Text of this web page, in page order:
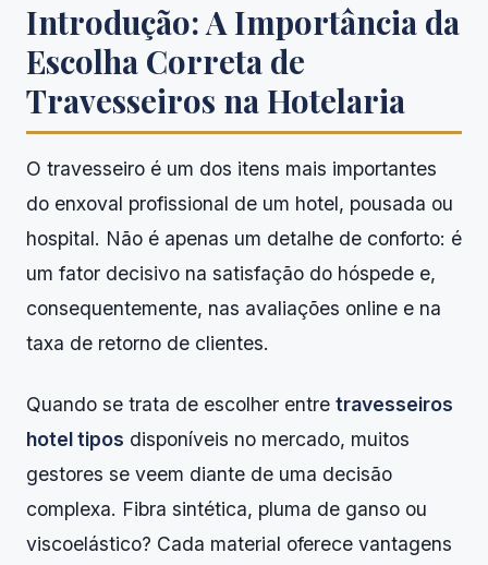
Introdução: A Importância da
Escolha Correta de
Travesseiros na Hotelaria
O travesseiro é um dos itens mais importantes
do enxoval profissional de um hotel, pousada ou
hospital. Não é apenas um detalhe de conforto: é
um fator decisivo na satisfação do hóspede e,
consequentemente, nas avaliações online e na
taxa de retorno de clientes.
Quando se trata de escolher entre travesseiros
hotel tipos disponíveis no mercado, muitos
gestores se veem diante de uma decisão
complexa. Fibra sintética, pluma de ganso ou
viscoelástico? Cada material oferece vantagens